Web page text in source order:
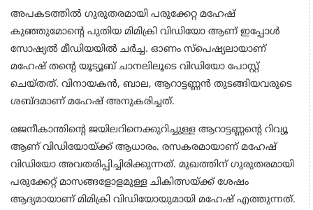
അപകടത്തിൽ ​ഗുരുതരമായി പരുക്കേറ്റ മഹേഷ്
കുഞ്ഞുമോന്റെ പുതിയ മിമിക്രി വിഡിയോ ആണ് ഇപ്പോൾ
സോഷ്യൽ മീഡിയയിൽ ചർച്ച. ഓണം സ്പെഷ്യലായാണ്
മഹേഷ് തന്റെ യൂട്യൂബ് ചാനലിലൂടെ വിഡിയോ പോസ്റ്റ്
ചെയ്തത്. വിനായകൻ, ബാല, ആറാട്ടണ്ണൻ തുടങ്ങിയവരുടെ
ശബ്ദമാണ് മഹേഷ് അനുകരിച്ചത്.
രജനീകാന്തിന്റെ ജയിലറിനെക്കുറിച്ചുള്ള ആറാട്ടണ്ണന്റെ റിവ്യൂ
ആണ് വിഡിയോയ്ക്ക് ആധാരം. രസകരമായാണ് മഹേഷ്
വിഡിയോ അവതരിപ്പിച്ചിരിക്കുന്നത്. മുഖത്തിന് ​ഗുരുതരമായി
പരുക്കേറ്റ് മാസങ്ങളോളമുള്ള ചികിത്സയ്ക്ക് ശേഷം
ആദ്യമായാണ് മിമിക്രി വിഡിയോയുമായി മഹേഷ് എത്തുന്നത്.